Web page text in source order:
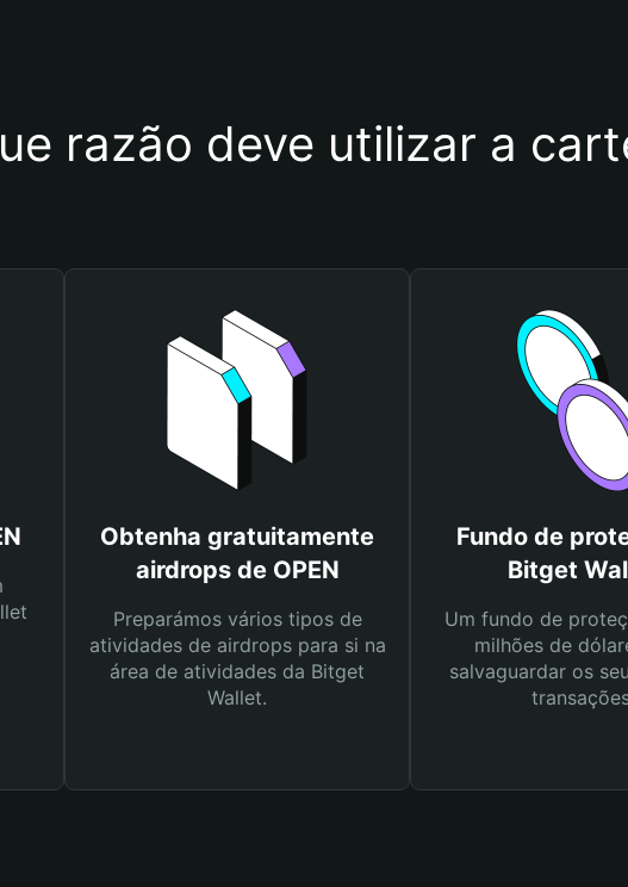
razão deve utilizar a
Obtenha gratuitamente
airdrops de OPEN
Preparámos vários tipos de
atividades de airdrops para si na
área de atividades da Bitget
Wallet.
Fundo de
Bitget
Um fundo de
milhões de
salvaguardar os